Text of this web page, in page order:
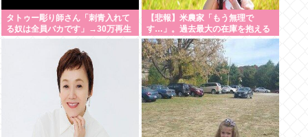
タトゥー彫り師さん「刺青入れて
る奴は全員バカです」→30万再生
【悲報】米農家「もう無理で
す…」。過去最大の在庫を抱える
状態で新米収穫。新米価格安すぎ
て赤字に